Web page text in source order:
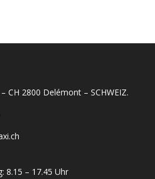
CH 2800 Delémont – SCHWEIZ.
8.15 – 17.45 Uhr